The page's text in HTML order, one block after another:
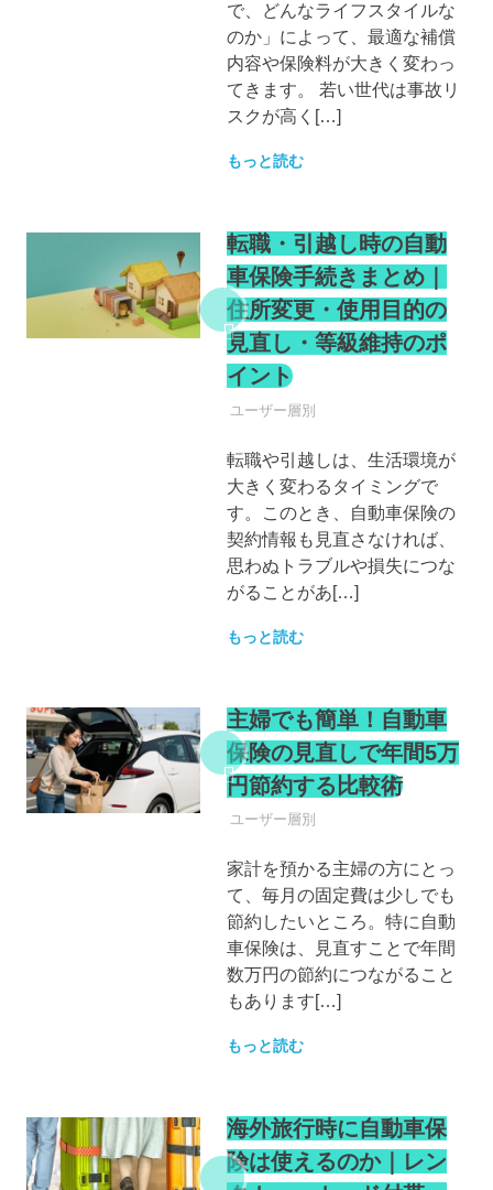
で、どんなライフスタイルな
のか」によって、最適な補償
内容や保険料が大きく変わっ
てきます。 若い世代は事故リ
スクが高く[…]
もっと読む
転職・引越し時の自動
車保険手続きまとめ｜
住所変更・使用目的の
見直し・等級維持のポ
イント
自動車保険
ユーザー層別
転職や引越しは、生活環境が
大きく変わるタイミングで
す。このとき、自動車保険の
契約情報も見直さなければ、
思わぬトラブルや損失につな
がることがあ[…]
もっと読む
主婦でも簡単！自動車
保険の見直しで年間5万
円節約する比較術
自動車保険
ユーザー層別
家計を預かる主婦の方にとっ
て、毎月の固定費は少しでも
節約したいところ。特に自動
車保険は、見直すことで年間
数万円の節約につながること
もあります[…]
もっと読む
海外旅行時に自動車保
険は使えるのか｜レン